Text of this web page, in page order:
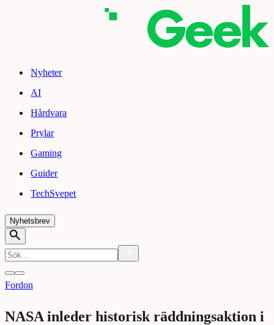
Nyheter
AI
Hårdvara
Prylar
Gaming
Guider
TechSvepet
Nyhetsbrev
Fordon
NASA inleder historisk räddningsaktion i